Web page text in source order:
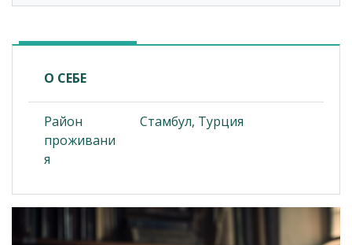
О СЕБЕ
Район
проживани
я
Стамбул, Турция